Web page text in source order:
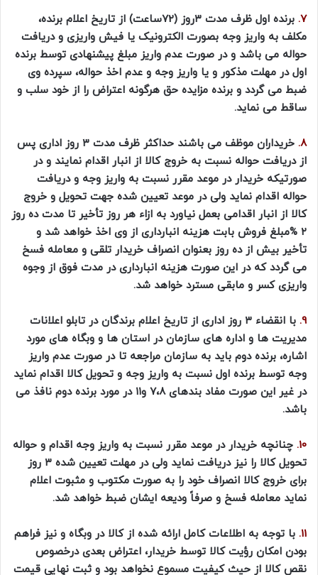
7.
برنده اول ظرف مدت ۳روز (72ساعت) از تاریخ اعلام برنده،
مکلف به واریز وجه بصورت الکترونیک یا فیش واریزی و دریافت
حواله می باشد و در صورت عدم واریز مبلغ پیشنهادی توسط برنده
اول در مهلت مذکور و یا واریز وجه و عدم اخذ حواله، سپرده وی
ضبط می گردد و برنده مزایده حق هرگونه اعتراض را از خود سلب و
ساقط می نماید.
8.
خریداران موظف می باشند حداکثر ظرف مدت ۳ روز اداری پس
از دریافت حواله نسبت به خروج کالا از انبار اقدام نمایند و در
صورتیکه خریدار در موعد مقرر نسبت به واریز وجه و دریافت
حواله اقدام نماید ولی در موعد تعیین شده جهت تحویل و خروج
کالا از انبار اقدامی بعمل نیاورد به ازاء هر روز تأخیر تا مدت ده روز
۲ %مبلغ فروش بابت هزینه انبارداری از وی اخذ خواهد شد و
تأخیر بیش از ده روز بعنوان انصراف خریدار تلقی و معامله فسخ
می گردد که در این صورت هزینه انبارداری در مدت فوق از وجوه
واریزی کسر و مابقی مسترد خواهد شد.
9.
با انقضاء ۳ روز اداری از تاریخ اعلام برندگان در تابلو اعلانات
مدیریت ها و اداره های سازمان در استان ها و وبگاه های مورد
اشاره، برنده دوم باید به سازمان مراجعه تا در صورت عدم واریز
وجه توسط برنده اول نسبت به واریز وجه و تحویل کالا اقدام نماید
در غیر این صورت مفاد بندهای ۷،۸ و۱۱ در مورد برنده دوم نافذ می
باشد.
10. چنانچه خریدار در موعد مقرر نسبت به واریز وجه اقدام و حواله
تحویل کالا را نیز دریافت نماید ولی در مهلت تعیین شده ۳ روز
برای خروج کالا انصراف خود را به صورت مکتوب و مثبوت اعلام
نماید معامله فسخ و صرفاً ودیعه ایشان ضبط خواهد شد.
11. با توجه به اطلاعات کامل ارائه شده از کالا در وبگاه و نیز فراهم
بودن امکان رؤیت کالا توسط خریدار، اعتراض بعدی درخصوص
نقص کالا از حیث کیفیت مسموع نخواهد بود و ثبت نهایی قیمت